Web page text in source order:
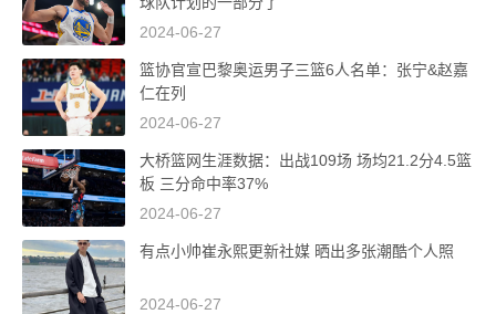
2024-06-27
篮协官宣巴黎奥运男子三篮6人名单：张宁&赵嘉
仁在列
2024-06-27
大桥篮网生涯数据：出战109场 场均21.2分4.5篮
板 三分命中率37%
2024-06-27
有点小帅崔永熙更新社媒 晒出多张潮酷个人照
2024-06-27